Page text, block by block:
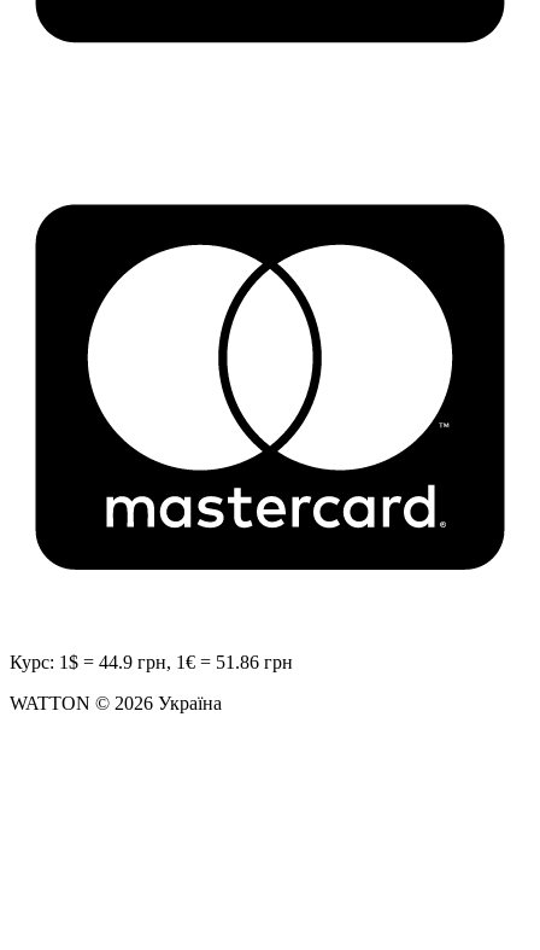
Курс: 1$ = 44.9 грн, 1€ = 51.86 грн
WATTON © 2026 Україна